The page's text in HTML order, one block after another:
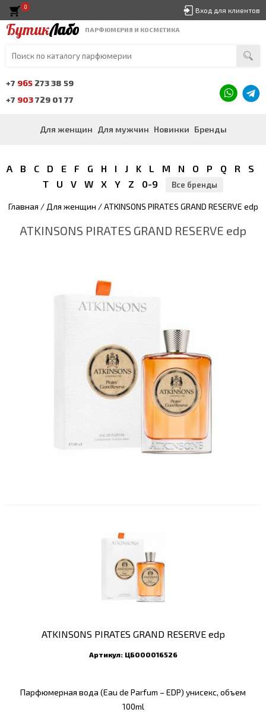
Вход для клиентов
БутикЛабо ПАРФЮМЕРИЯ И КОСМЕТИКА
+7 965 273 38 59
+7 903729 01 77
Для женщин Для мужчин Новинки Бренды
0
A B C D E F G H I J K L M N O P Q R
S
T
U V W X Y Z 0-9 Все бренды
Главная / Для женщин / ATKINSONS PIRATES GRAND RESERVE edp
ATKINSONS PIRATES GRAND RESERVE edp
ATKINSONS PIRATES GRAND RESERVE edp
Артикул: ЦБ000016526
Парфюмерная вода (Eau de Parfum – EDP) унисекс, объем
100ml